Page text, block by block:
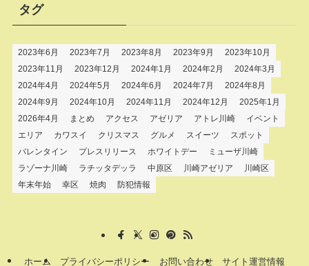
タグ
2023年6月 2023年7月 2023年8月 2023年9月
2023年10月
2023年11月
2023年12月 2024年1月 2024年2月
2024年3月
2024年4月
2024年5月 2024年6月 2024年7月
2024年8月
2024年9月
2024年10月 2024年11月 2024年12月
2025年1月
2026年4月
まとめ アクセス アゼリア アトレ川崎
イベント
エリア
カワスイ クリスマス グルメ スイーツ
スポット
バレンタイン
プレスリリース ホワイトデー
ミューザ川崎
ラゾーナ川崎
ラチッタデッラ 中原区 川崎アゼリア
川崎区
年末年始
幸区 焼肉 防犯情報
ホーム プライバシーポリシー お問い合わせ サイト運営情報